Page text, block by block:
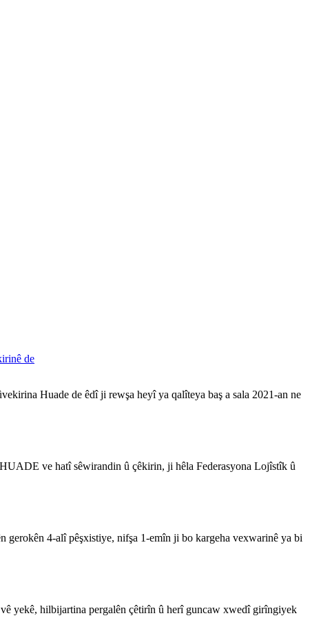
de
Huade de êdî ji rewşa heyî ya qalîteya baş a sala 2021-an ne
ve hatî sêwirandin û çêkirin, ji hêla Federasyona Lojîstîk û
gerokên 4-alî pêşxistiye, nifşa 1-emîn ji bo kargeha vexwarinê ya bi
yekê, hilbijartina pergalên çêtirîn û herî guncaw xwedî girîngiyek